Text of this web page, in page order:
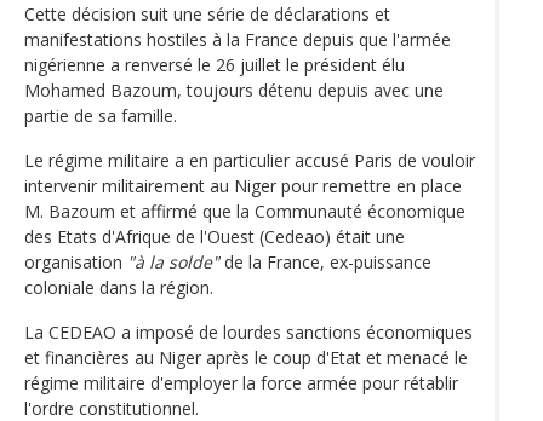
Cette décision suit une série de déclarations et
manifestations hostiles à la France depuis que l'armée
nigérienne a renversé le 26 juillet le président élu
Mohamed Bazoum, toujours détenu depuis avec une
partie de sa famille.
Le régime militaire a en particulier accusé Paris de vouloir
intervenir militairement au Niger pour remettre en place
M. Bazoum et affirmé que la Communauté économique
des Etats d'Afrique de l'Ouest (Cedeao) était une
organisation "à la solde"de la France, ex-puissance
coloniale dans la région.
La CEDEAO a imposé de lourdes sanctions économiques
et financières au Niger après le coup d'Etat et menacé le
régime militaire d'employer la force armée pour rétablir
l'ordre constitutionnel.